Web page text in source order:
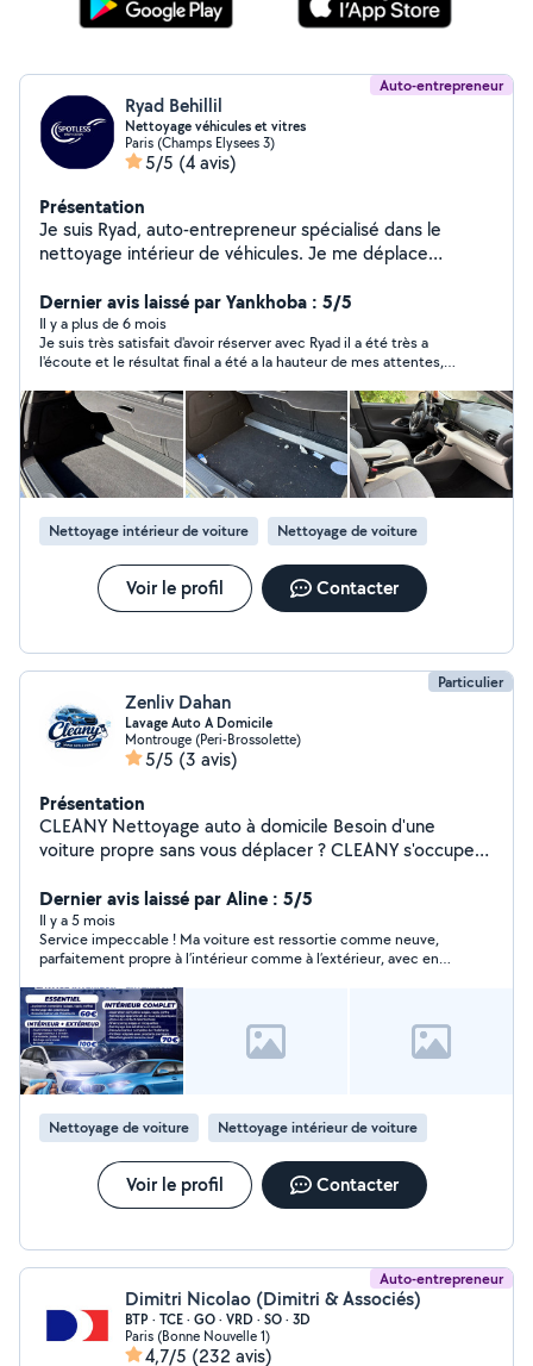
Auto-entrepreneur
Ryad Behillil
Nettoyage véhicules et vitres
Paris (Champs Elysees 3)
5/5 (4 avis)
Présentation
Je suis Ryad, auto-entrepreneur spécialisé dans le
nettoyage intérieur de véhicules. Je me déplace
tout le matériel nécessaire. Prestations soignées et
rapides : aspiration complète, dépoussiérage,
plastiques, sièges, tapis, coffre et finitions détaillées.
Intervention sur voitures, utilitaires et camions.
Disponible en Île-de-France, pour particuliers et
professionnels. N'hésitez pas à me contacter pour un
service sérieux et de qualité.
Dernier avis laissé par Yankhoba : 5/5
Il y a plus de 6 mois
Je suis très satisfait d'avoir réserver avec Ryad il a été très a
l'écoute et le résultat final a été a la hauteur de mes attentes,
Nettoyage intérieur de voiture Nettoyage de voiture
Voir le profil Contacter
Particulier
Zenliv Dahan
Lavage Auto A Domicile
Montrouge (Peri-Brossolette)
5/5 (3 avis)
Présentation
CLEANY Nettoyage auto à domicile Besoin d'une
voiture propre sans vous déplacer ? CLEANY s'occupe
directement chez vous. Travail soigné Produits
professionnels Rapide et efficace Sur rendez-vous
Déplacement inclus Intervention sur toute l'île de
France et alentours Contactez-moi pour un devis ou une
prise de rendez-vous
Dernier avis laissé par Aline : 5/5
Il y a 5 mois
Service impeccable ! Ma voiture est ressortie comme neuve,
parfaitement propre à l’intérieur comme à l’extérieur, avec en
professionnel. Je recommande les yeux fermés !
Nettoyage de voiture Nettoyage intérieur de voiture
Voir le profil Contacter
Auto-entrepreneur
Dimitri Nicolao (Dimitri & Associés)
BTP · TCE · GO · VRD · SO · 3D
Paris (Bonne Nouvelle 1)
4,7/5 (232 avis)